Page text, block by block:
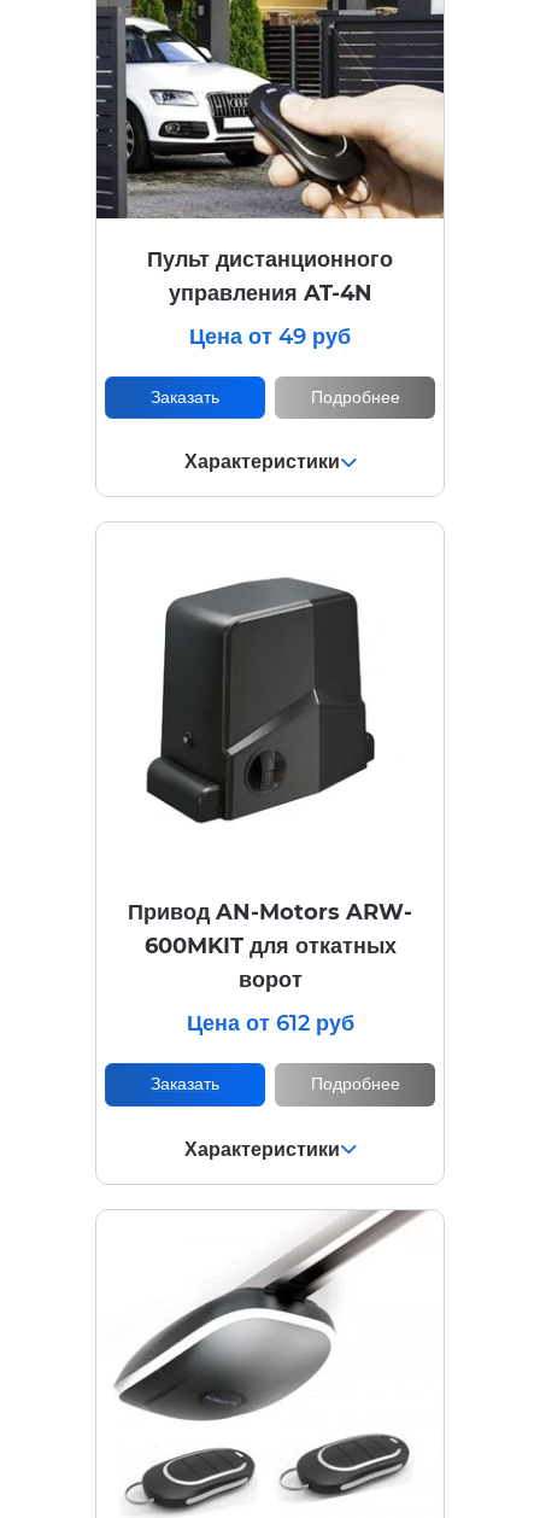
Пульт дистанционного
управления AT-4N
Цена от 49 руб
Заказать Подробнее
Характеристики
Привод AN-Motors ARW-
600MKIT для откатных
ворот
Цена от 612 руб
Заказать Подробнее
Характеристики